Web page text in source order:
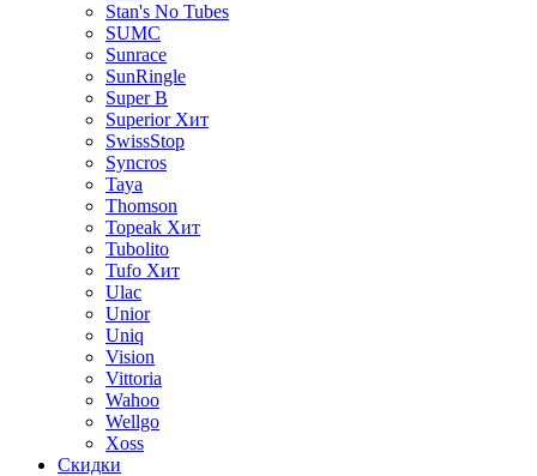
Stan's No Tubes
SUMC
Sunrace
SunRingle
Super B
Superior Хит
SwissStop
Syncros
Taya
Thomson
Topeak Хит
Tubolito
Tufo Хит
Ulac
Unior
Uniq
Vision
Vittoria
Wahoo
Wellgo
Xoss
Скидки